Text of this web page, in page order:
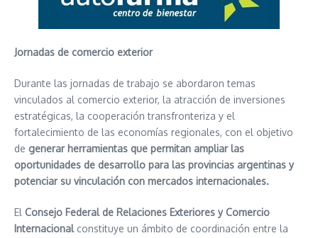
Jornadas de comercio exterior
Durante las jornadas de trabajo se abordaron temas
vinculados al comercio exterior, la atracción de inversiones
estratégicas, la cooperación transfronteriza y el
fortalecimiento de las economías regionales, con el objetivo
de generar herramientas que permitan ampliar las
oportunidades de desarrollo para las provincias argentinas y
potenciar su vinculación con mercados internacionales.
El Consejo Federal de Relaciones Exteriores y Comercio
Internacionalconstituye un ámbito de coordinación entre la